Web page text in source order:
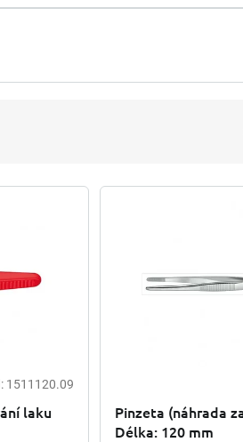
1511120.09
laku
Pinzeta (náhrada
Délka: 120 mm